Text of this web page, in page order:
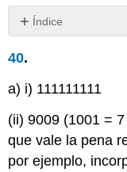
Índice
Sin
40.
a) i) 111111111
(ii) 9009 (1001 =
que vale la pena
por ejemplo,